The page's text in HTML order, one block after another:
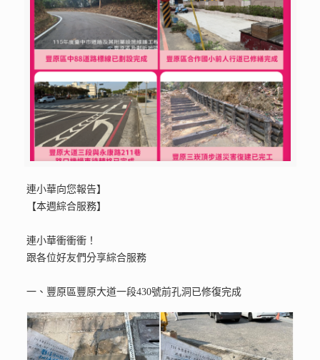
連小華向您報告】
【本週綜合服務】
連小華衝衝衝！
跟各位好友們分享綜合服務
一、豐原區豐原大道一段430號前孔洞已修復完成